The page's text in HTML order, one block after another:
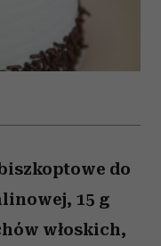
do
15 g
włoskich,